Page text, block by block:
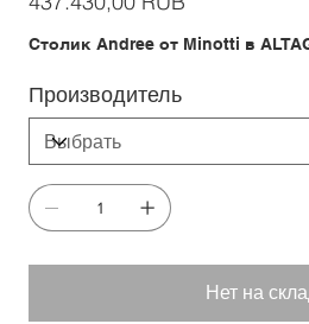
Столик Andree от Minotti в
Производитель
Нет на